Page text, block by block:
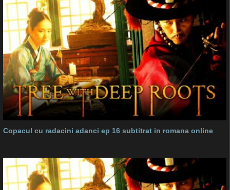
Copacul cu radacini adanci ep 16 subtitrat in romana online